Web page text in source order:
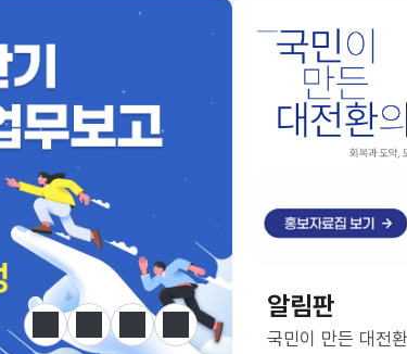
정지 이전 다음 한눈에 보는 정책 더보기
알림판
핫라인 개설
알림판